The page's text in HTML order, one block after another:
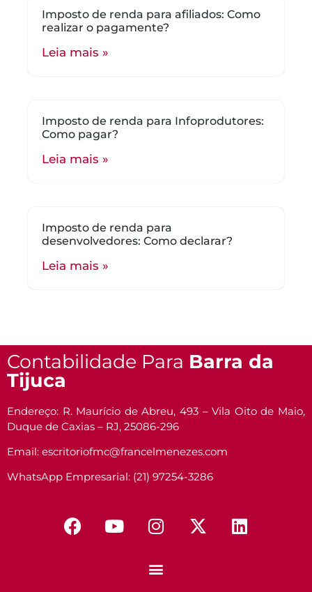
Imposto de renda para afiliados: Como
realizar o pagamente?
Leia mais »
Imposto de renda para Infoprodutores:
Como pagar?
Leia mais »
Imposto de renda para
desenvolvedores: Como declarar?
Leia mais »
Contabilidade Para Barra da
Tijuca
Endereço: R. Maurício de Abreu, 493 – Vila Oito de Maio,
Duque de Caxias – RJ, 25086-296
Email: escritoriofmc@francelmenezes.com
WhatsApp Empresarial: (21) 97254-3286